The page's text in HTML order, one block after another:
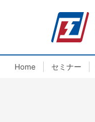
Home セミナー